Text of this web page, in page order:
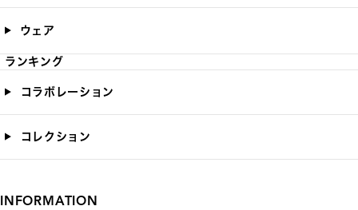
ウェア
ランキング
コラボレーション
コレクション
INFORMATION